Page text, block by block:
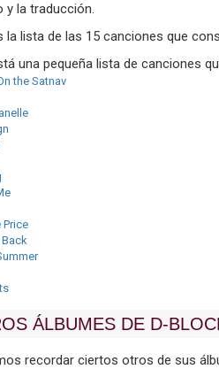
y la traducción.
la lista de las 15 canciones que
una pequeña lista de canciones
the Satnav
Price
ÁLBUMES DE D-
recordar ciertos otros de sus